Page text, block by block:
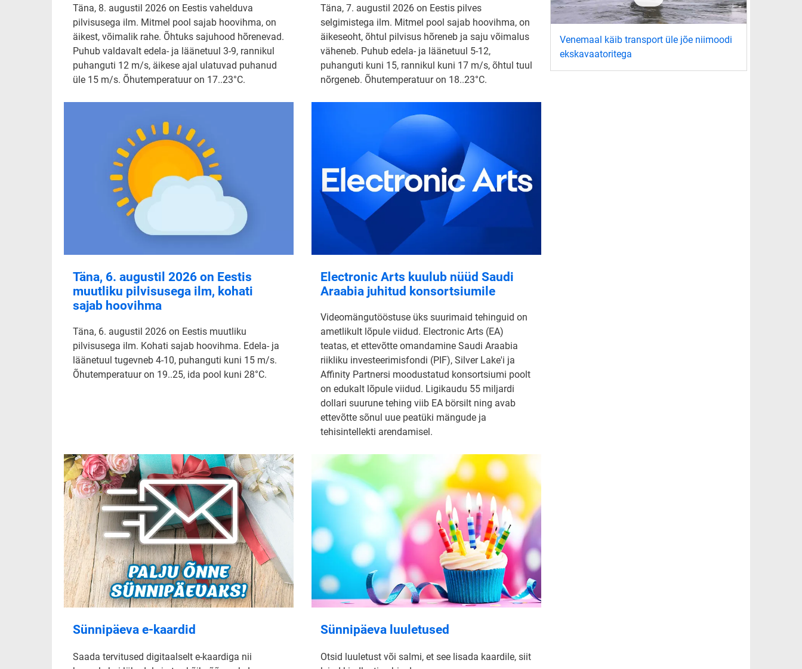
Täna, 8. augustil 2026 on Eestis vahelduva
pilvisusega ilm. Mitmel pool sajab hoovihma, on
äikest, võimalik rahe. Õhtuks sajuhood hõrenevad.
Puhub valdavalt edela- ja läänetuul 3-9, rannikul
puhanguti 12 m/s, äikese ajal ulatuvad puhanud
üle 15 m/s. Õhutemperatuur on 17..23°C.
Täna, 7. augustil 2026 on Eestis pilves
selgimistega ilm. Mitmel pool sajab hoovihma, on
äikeseoht, õhtul pilvisus hõreneb ja saju võimalus
väheneb. Puhub edela- ja läänetuul 5-12,
puhanguti kuni 15, rannikul kuni 17 m/s, õhtul tuul
nõrgeneb. Õhutemperatuur on 18..23°C.
Täna, 6. augustil 2026 on Eestis
muutliku pilvisusega ilm, kohati
sajab hoovihma
Täna, 6. augustil 2026 on Eestis muutliku
pilvisusega ilm. Kohati sajab hoovihma. Edela- ja
läänetuul tugevneb 4-10, puhanguti kuni 15 m/s.
Õhutemperatuur on 19..25, ida pool kuni 28°C.
Electronic Arts kuulub nüüd Saudi
Araabia juhitud konsortsiumile
Videomängutööstuse üks suurimaid tehinguid on
ametlikult lõpule viidud. Electronic Arts (EA)
teatas, et ettevõtte omandamine Saudi Araabia
riikliku investeerimisfondi (PIF), Silver Lake'i ja
Affinity Partnersi moodustatud konsortsiumi poolt
on edukalt lõpule viidud. Ligikaudu 55 miljardi
dollari suurune tehing viib EA börsilt ning avab
ettevõtte sõnul uue peatüki mängude ja
tehisintellekti arendamisel.
Sünnipäeva e-kaardid
Saada tervitused digitaalselt e-kaardiga nii
Sünnipäeva luuletused
Otsid luuletust või salmi, et see lisada kaardile, siit
Venemaal käib transport üle jõe niimoodi
ekskavaatoritega